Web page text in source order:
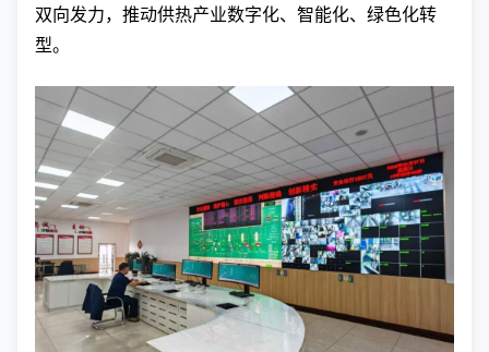
双向发力，推动供热产业数字化、智能化、绿色化转
型。